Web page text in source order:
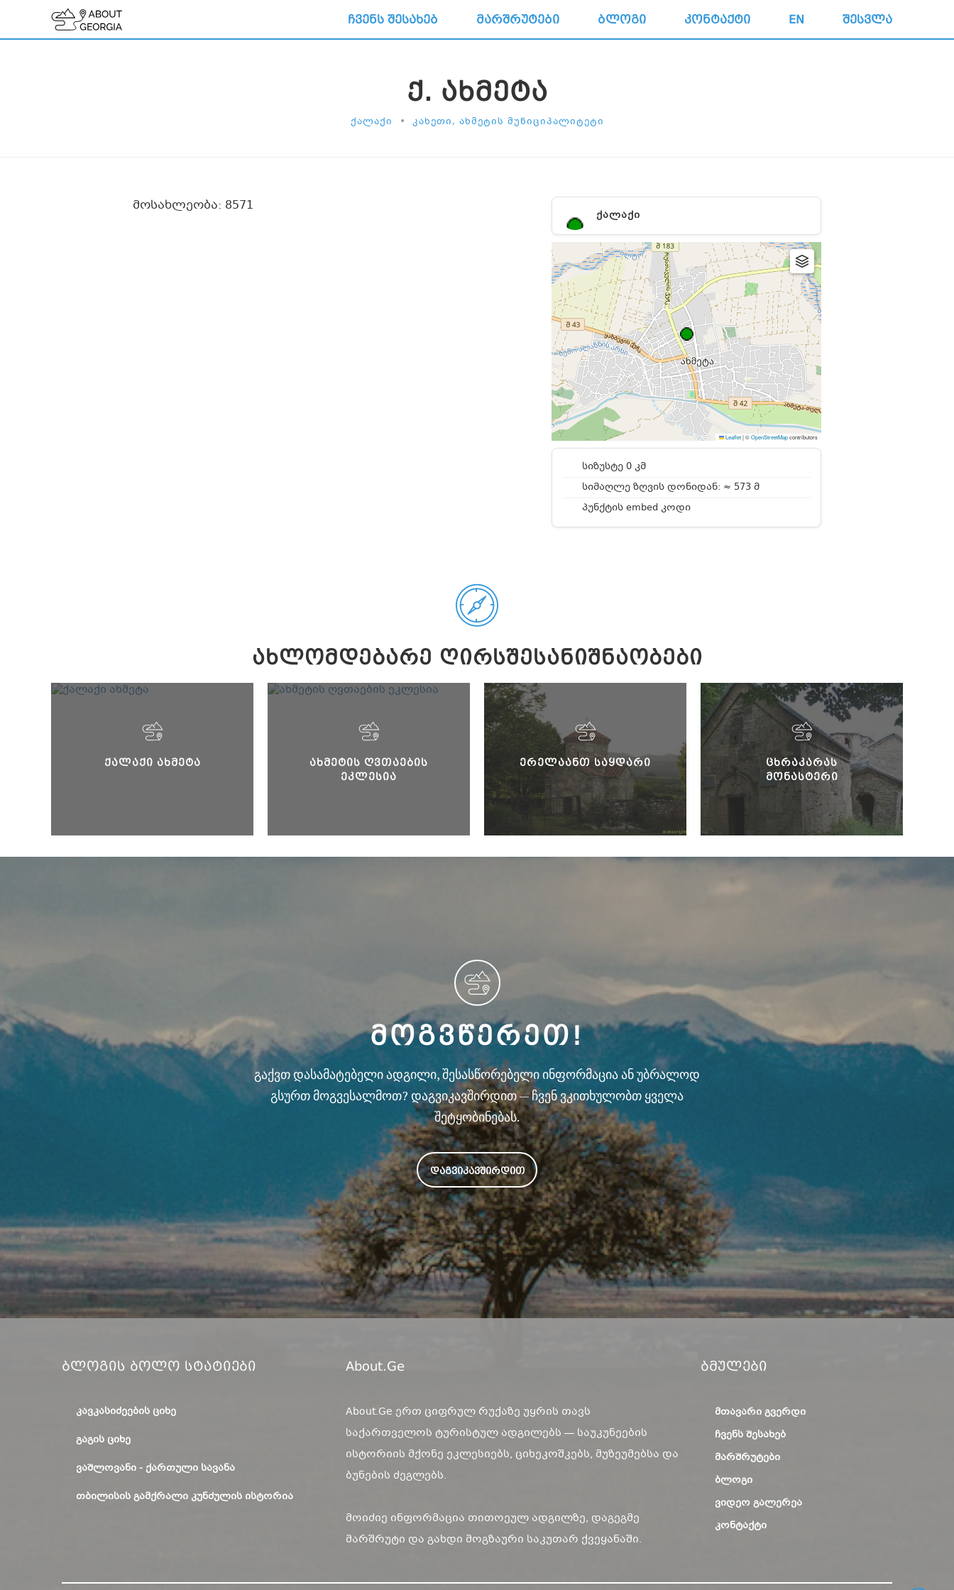
ᲩᲕᲔᲜᲡ ᲨᲔᲡᲐᲮᲔᲑ ᲛᲐᲠᲨᲠᲣᲢᲔᲑᲘ ᲑᲚᲝᲒᲘ ᲙᲝᲜᲢᲐᲥᲢᲘ EN ᲨᲔᲡᲕᲚᲐ
Ქ. ᲐᲮᲛᲔᲢᲐ
ᲥᲐᲚᲐᲥᲘ • ᲙᲐᲮᲔᲗᲘ, ᲐᲮᲛᲔᲢᲘᲡ ᲛᲣᲜᲘᲪᲘᲞᲐᲚᲘᲢᲔᲢᲘ
ᲥᲐᲚᲐᲥᲘ
Leaflet|©OpenStreetMapcontributors
სიზუსტე 0 კმ
სიმაღლე ზღვის დონიდან: ≈ 573 მ
პუნქტის embed კოდი
მოსახლეობა: 8571
ᲐᲮᲚᲝᲛᲓᲔᲑᲐᲠᲔ ᲦᲘᲠᲡᲨᲔᲡᲐᲜᲘᲨᲜᲐᲝᲑᲔᲑᲘ
ᲥᲐᲚᲐᲥᲘ ᲐᲮᲛᲔᲢᲐ
ᲐᲮᲛᲔᲢᲘᲡ ᲦᲕᲗᲐᲔᲑᲘᲡ
ᲔᲙᲚᲔᲡᲘᲐ
ᲔᲠᲔᲚᲐᲐᲜᲗ ᲡᲐᲧᲓᲐᲠᲘ
ᲪᲮᲠᲐᲙᲐᲠᲐᲡ
ᲛᲝᲜᲐᲡᲢᲔᲠᲘ
ᲛᲝᲒᲕᲬᲔᲠᲔᲗ!
გაქვთ დასამატებელი ადგილი, შესასწორებელი ინფორმაცია ან უბრალოდ
გსურთ მოგვესალმოთ? დაგვიკავშირდით — ჩვენ ვკითხულობთ ყველა
შეტყობინებას.
ᲓᲐᲒᲕᲘᲙᲐᲕᲨᲘᲠᲓᲘᲗ
Ბლოგის Ბოლო Სტატიები
ᲙᲐᲕᲙᲐᲡᲘᲫᲔᲔᲑᲘᲡ ᲪᲘᲮᲔ
ᲒᲐᲒᲘᲡ ᲪᲘᲮᲔ
ᲕᲐᲨᲚᲝᲕᲐᲜᲘ - ᲥᲐᲠᲗᲣᲚᲘ ᲡᲐᲕᲐᲜᲐ
ᲗᲑᲘᲚᲘᲡᲘᲡ ᲒᲐᲛᲥᲠᲐᲚᲘ ᲙᲣᲜᲫᲣᲚᲘᲡ ᲘᲡᲢᲝᲠᲘᲐ
About.ge
About.Ge ერთ ციფრულ რუქაზე უყრის თავს
საქართველოს ტურისტულ ადგილებს — საუკუნეების
ისტორიის მქონე ეკლესიებს, ციხეკოშკებს, მუზეუმებსა და
ბუნების ძეგლებს.
მოიძიე ინფორმაცია თითოეულ ადგილზე, დაგეგმე
მარშრუტი და გახდი მოგზაური საკუთარ ქვეყანაში.
Ბმულები
ᲛᲗᲐᲕᲐᲠᲘ ᲒᲕᲔᲠᲓᲘ
ᲩᲕᲔᲜᲡ ᲨᲔᲡᲐᲮᲔᲑ
ᲛᲐᲠᲨᲠᲣᲢᲔᲑᲘ
ᲑᲚᲝᲒᲘ
ᲕᲘᲓᲔᲝ ᲒᲐᲚᲔᲠᲔᲐ
ᲙᲝᲜᲢᲐᲥᲢᲘ